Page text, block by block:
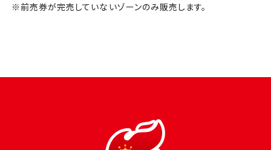
※前売券が完売していないゾーンのみ販売します。